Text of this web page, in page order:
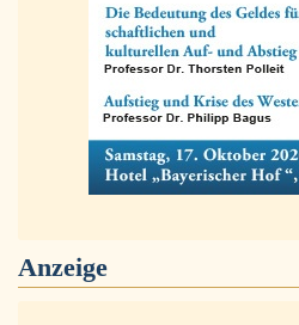
Anzeige